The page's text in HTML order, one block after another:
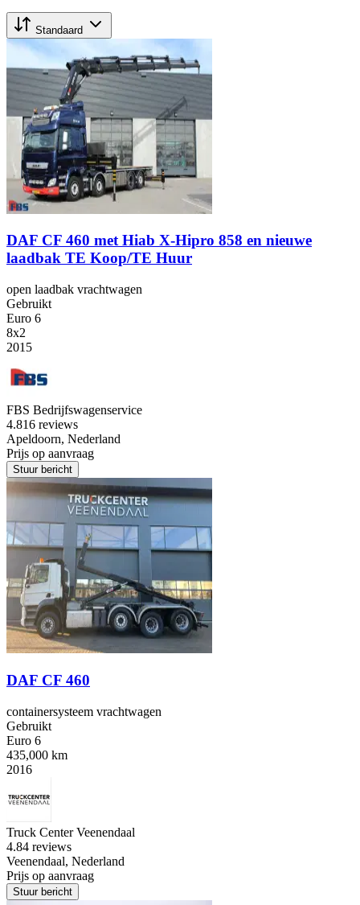
Standaard
DAF CF 460 met Hiab X-Hipro 858 en nieuwe
laadbak TE Koop/TE Huur
open laadbak vrachtwagen
Gebruikt
Euro 6
8x2
2015
FBS Bedrijfswagenservice
4.816 reviews
Apeldoorn, Nederland
Prijs op aanvraag
Stuur bericht
DAF CF 460
containersysteem vrachtwagen
Gebruikt
Euro 6
435,000 km
2016
Truck Center Veenendaal
4.84 reviews
Veenendaal, Nederland
Prijs op aanvraag
Stuur bericht